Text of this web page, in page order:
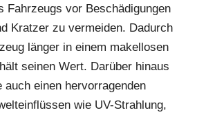
Fahrzeugs vor Beschädigungen
Kratzer zu vermeiden. Dadurch
länger in einem makellosen
seinen Wert. Darüber hinaus
auch einen hervorragenden
wie UV-Strahlung,